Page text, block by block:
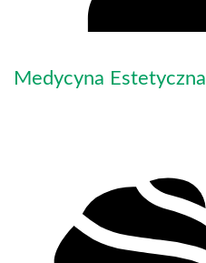
Medycyna Estetyczna